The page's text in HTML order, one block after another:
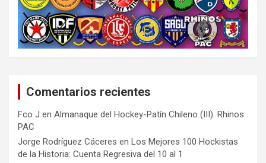
Comentarios recientes
Fco J en Almanaque del Hockey-Patín Chileno (III): Rhinos
PAC
Jorge Rodríguez Cáceres en Los Mejores 100 Hockistas
de la Historia: Cuenta Regresiva del 10 al 1